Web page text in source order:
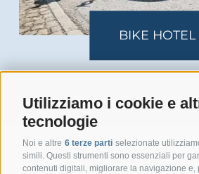
Utilizziamo i cookie e
tecnologie
Noi e altre 6 terze parti selezionate
simili. Questi strumenti sono essenziali per
contenuti digitali, migliorare la navigazione e,